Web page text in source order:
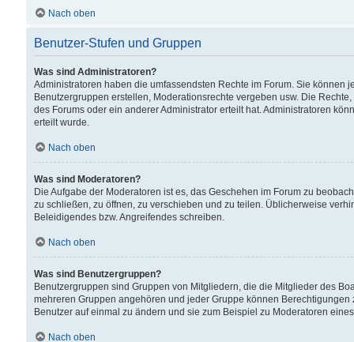
Nach oben
Benutzer-Stufen und Gruppen
Was sind Administratoren?
Administratoren haben die umfassendsten Rechte im Forum. Sie können
Benutzergruppen erstellen, Moderationsrechte vergeben usw. Die
des Forums oder ein anderer Administrator erteilt hat. Administratoren
erteilt wurde.
Nach oben
Was sind Moderatoren?
Die Aufgabe der Moderatoren ist es, das Geschehen im Forum zu
zu schließen, zu öffnen, zu verschieben und zu teilen. Üblicherweise
Beleidigendes bzw. Angreifendes schreiben.
Nach oben
Was sind Benutzergruppen?
Benutzergruppen sind Gruppen von Mitgliedern, die die Mitglieder des
mehreren Gruppen angehören und jeder Gruppe können
Benutzer auf einmal zu ändern und sie zum Beispiel zu Moderatoren
Nach oben